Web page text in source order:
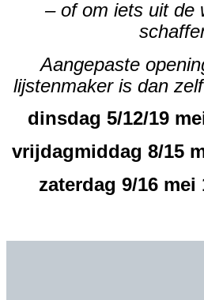
– of om iets uit de
Aangepaste
lijstenmaker is dan zelf
dinsdag 5/12/19
vrijdagmiddag 8/15
zaterdag 9/16 mei